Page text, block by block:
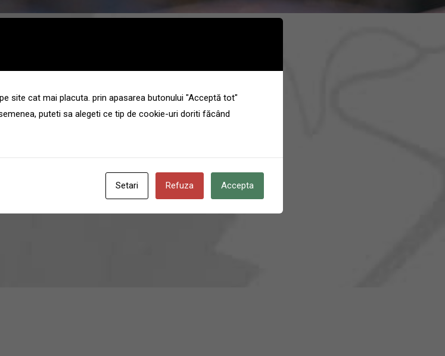
deces,
site cat mai placuta. prin apasarea butonului "Acceptă tot"
puteti sa alegeti ce tip de cookie-uri doriti făcând
Setari Refuza Accepta